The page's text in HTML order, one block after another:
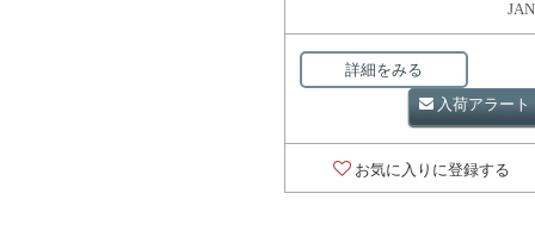
詳細をみる
入荷アラート
お気に入りに登録する